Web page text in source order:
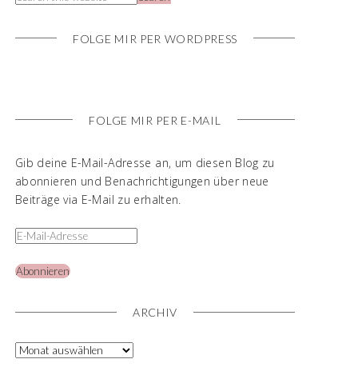
FOLGE MIR PER WORDPRESS
FOLGE MIR PER E-MAIL
Gib deine E-Mail-Adresse an, um diesen Blog zu
abonnieren und Benachrichtigungen über neue
Beiträge via E-Mail zu erhalten.
Abonnieren
ARCHIV